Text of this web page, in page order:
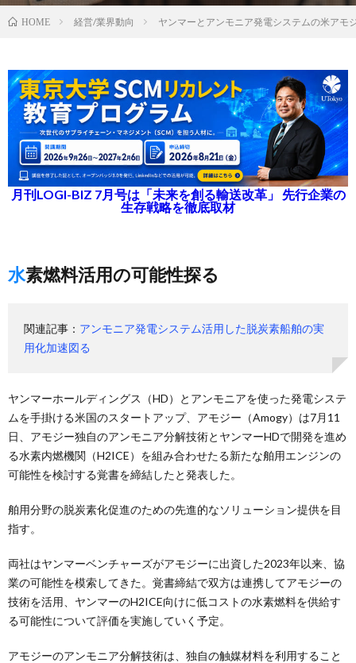
HOME 経営/業界動向 ヤンマーとアンモニア発電システムの米アモ
月刊LOGI-BIZ 7月号は「未来を創る輸送改革」 先行企業の
生存戦略を徹底取材
水素燃料活用の可能性探る
関連記事： アンモニア発電システム活用した脱炭素船舶の実
用化加速図る
ヤンマーホールディングス（HD）とアンモニアを使った発電システ
ムを手掛ける米国のスタートアップ、アモジー（Amogy）は7月11
日、アモジー独自のアンモニア分解技術とヤンマーHDで開発を進め
る水素内燃機関（H2ICE）を組み合わせたる新たな舶用エンジンの
可能性を検討する覚書を締結したと発表した。
舶用分野の脱炭素化促進のための先進的なソリューション提供を目
指す。
両社はヤンマーベンチャーズがアモジーに出資した2023年以来、協
業の可能性を模索してきた。覚書締結で双方は連携してアモジーの
技術を活用、ヤンマーのH2ICE向けに低コストの水素燃料を供給す
る可能性について評価を実施していく予定。
アモジーのアンモニア分解技術は、独自の触媒材料を利用すること